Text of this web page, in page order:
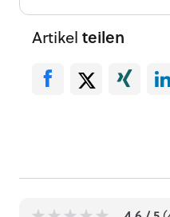
Artikel teilen